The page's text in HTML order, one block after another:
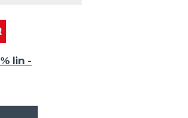
lin -